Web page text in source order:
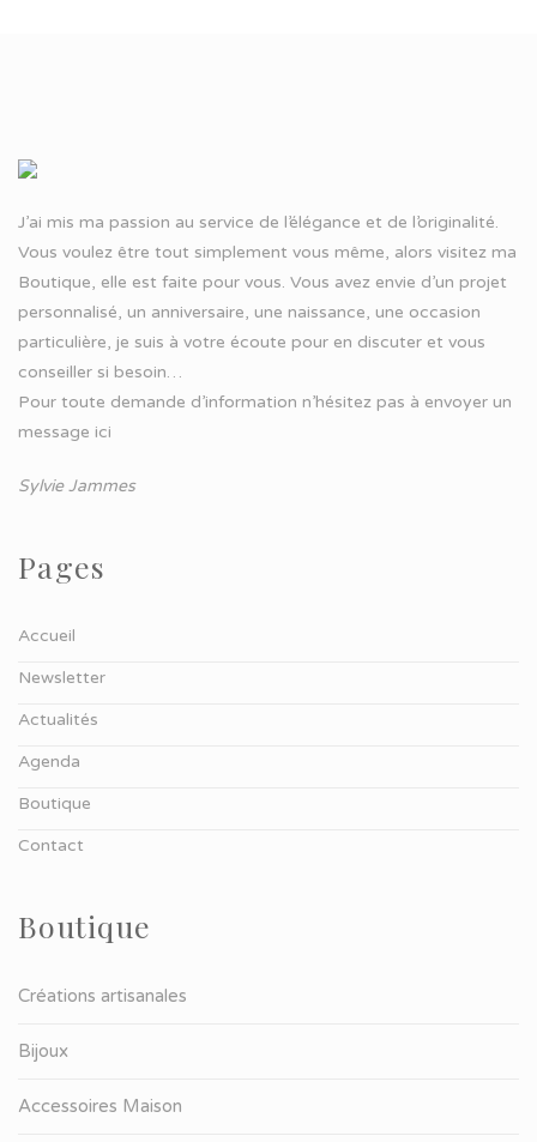
J’ai mis ma passion au service de l’élégance et de l’originalité.
Vous voulez être tout simplement vous même, alors visitez ma
Boutique, elle est faite pour vous. Vous avez envie d’un projet
personnalisé, un anniversaire, une naissance, une occasion
particulière, je suis à votre écoute pour en discuter et vous
conseiller si besoin…
Pour toute demande d’information n’hésitez pas à envoyer un
message ici
Sylvie Jammes
Pages
Accueil
Newsletter
Actualités
Agenda
Boutique
Contact
Boutique
Créations artisanales
Bijoux
Accessoires Maison